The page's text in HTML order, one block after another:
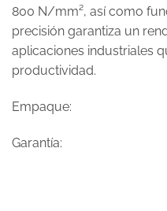
800 N/mm², así como
precisión garantiza un
aplicaciones industriales
productividad.
Empaque:
Garantía: